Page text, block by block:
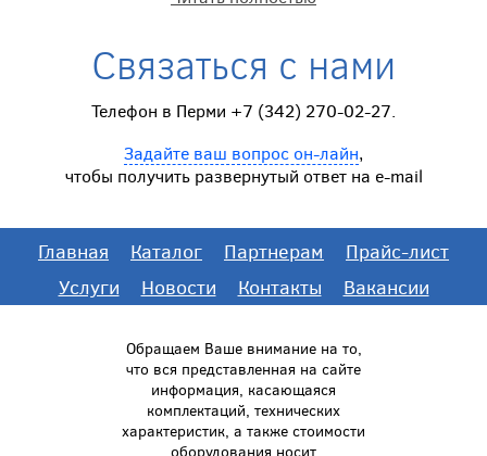
Связаться с нами
Телефон в Перми +7 (342) 270-02-27.
Задайте ваш вопрос он-лайн,
чтобы получить развернутый ответ на e-mail
Главная Каталог Партнерам
Прайс-лист
Услуги
Новости Контакты Вакансии
Обращаем Ваше внимание на то,
что вся представленная на сайте
информация, касающаяся
комплектаций, технических
характеристик, а также стоимости
оборудования носит